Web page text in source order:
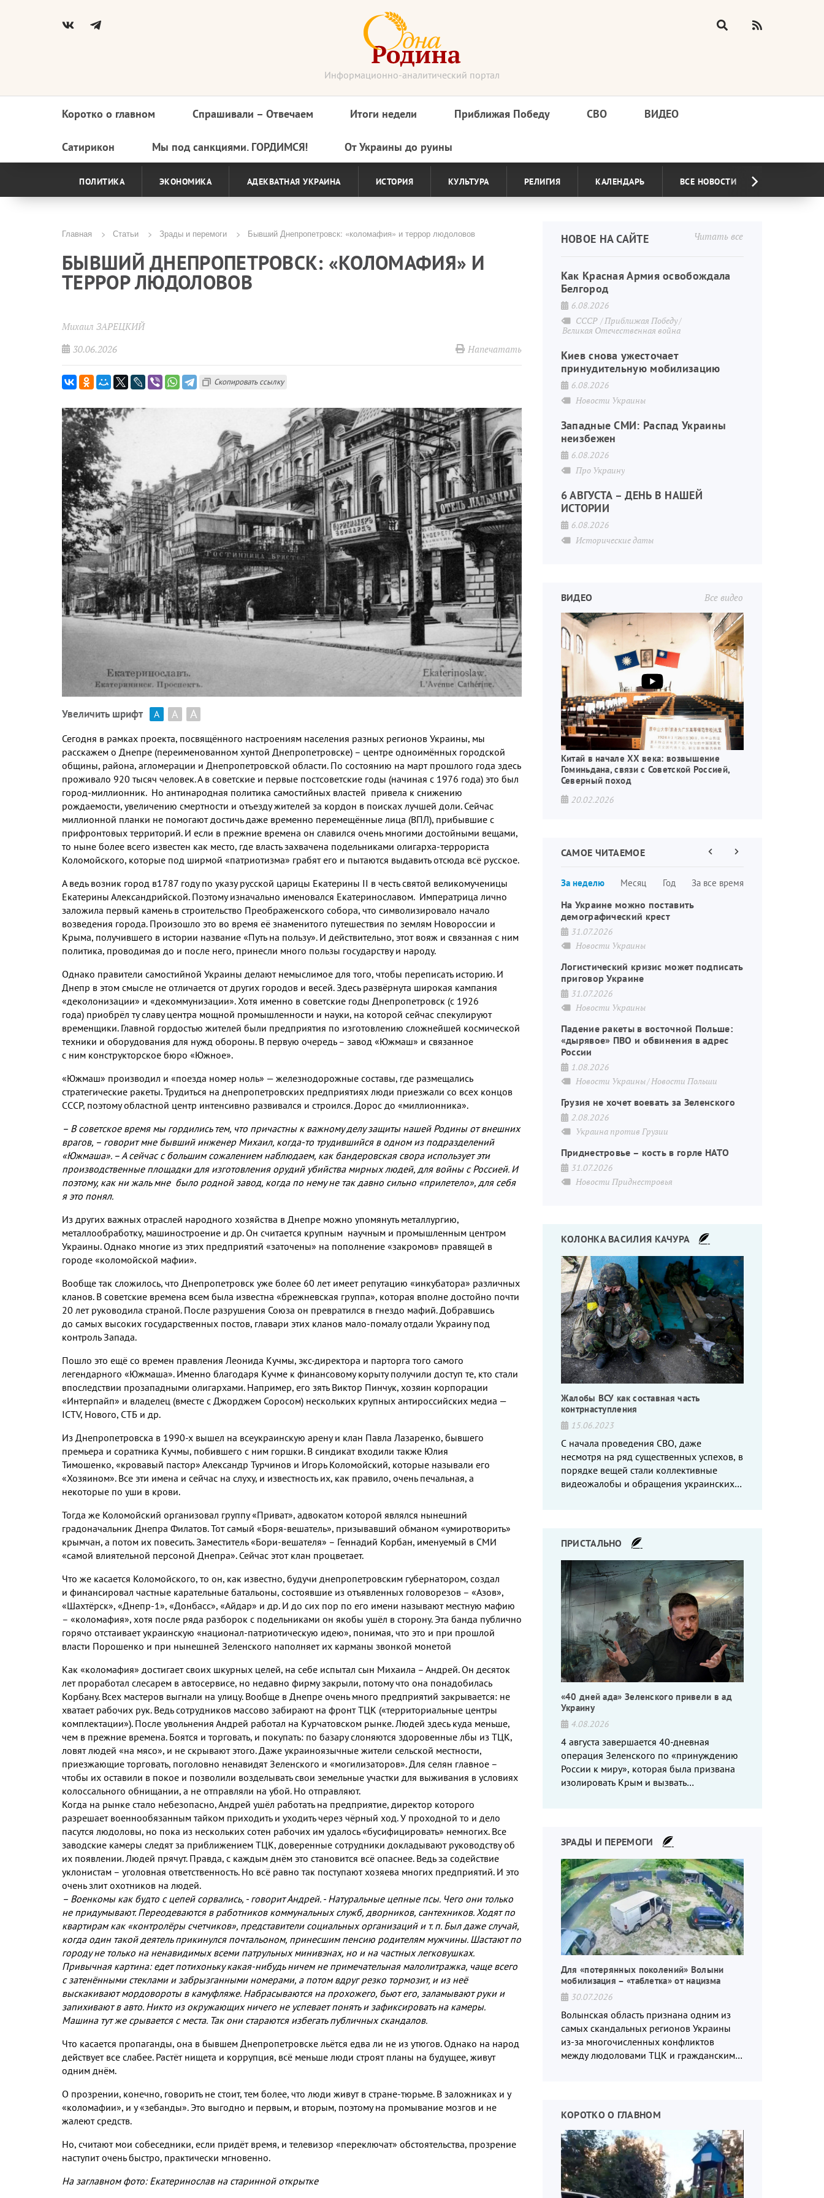
Информационно-аналитический портал
Основная
навигация
Коротко о главном Спрашивали – Отвечаем Итоги недели Приближая Победу СВО ВИДЕО
Сатирикон Мы под санкциями. ГОРДИМСЯ! От Украины до руины
ПОЛИТИКА ЭКОНОМИКА АДЕКВАТНАЯ УКРАИНА ИСТОРИЯ КУЛЬТУРА РЕЛИГИЯ КАЛЕНДАРЬ ВСЕ НОВОСТИ
Строка
навигации
Главная Статьи Зрады и перемоги Бывший Днепропетровск: «коломафия» и террор людоловов
БЫВШИЙ ДНЕПРОПЕТРОВСК: «КОЛОМАФИЯ» И
ТЕРРОР ЛЮДОЛОВОВ
Михаил ЗАРЕЦКИЙ
30.06.2026
Напечатать
Скопировать ссылку
Увеличить шрифт А А А
Сегодня в рамках проекта, посвящённого настроениям населения разных регионов Украины, мы
расскажем о Днепре (переименованном хунтой Днепропетровске) – центре одноимённых городской
общины, района, агломерации и Днепропетровской области. По состоянию на март прошлого года здесь
проживало 920 тысяч человек.А в советские и первые постсоветские годы (начиная с 1976 года) это был
город-миллионник. Но антинародная политика самостийных властей привела к снижению
рождаемости, увеличению смертности и отъезду жителей за кордон в поисках лучшей доли. Сейчас
миллионной планки не помогают достичь даже временно перемещённые лица (ВПЛ), прибывшие с
прифронтовых территорий. И если в прежние времена он славился очень многими достойными вещами,
то ныне более всего известен как место, где власть захвачена подельниками олигарха-террориста
Коломойского, которые под ширмой «патриотизма» грабят его и пытаются выдавить отсюда всё русское.
А ведь возник город в1787 году по указу русской царицы Екатерины II в честь святой великомученицы
Екатерины Александрийской. Поэтому изначально именовался Екатеринославом. Императрица лично
заложила первый камень в строительство Преображенского собора, что символизировало начало
возведения города. Произошло это во время её знаменитого путешествия по землям Новороссии и
Крыма, получившего в истории название «Путь на пользу». И действительно, этот вояж и связанная с ним
политика, проводимая до и после него, принесли много пользы государству и народу.
Однако правители самостийной Украины делают немыслимое для того, чтобы переписать историю. И
Днепр в этом смысле не отличается от других городов и весей.Здесь развёрнута широкая кампания
«деколонизации» и «декоммунизации».Хотя именно в советские годы Днепропетровск (с 1926
года) приобрёл ту славу центра мощной промышленности и науки, на которой сейчас спекулируют
временщики. Главной гордостью жителей были предприятия по изготовлению сложнейшей космической
техники и оборудования для нужд обороны. В первую очередь – завод «Южмаш» и связанное
с ним конструкторское бюро «Южное».
«Южмаш» производил и «поезда номер ноль» — железнодорожные составы, где размещались
стратегические ракеты.Трудиться на днепропетровских предприятиях люди приезжали со всех концов
СССР, поэтому областной центр интенсивно развивался и строился.Дорос до «миллионника».
– В советское время мы гордились тем, что причастны к важному делу защиты нашей Родины от внешних
врагов, – говорит мне бывший инженер Михаил, когда-то трудившийся в одном из подразделений
«Южмаша». – А сейчас с большим сожалением наблюдаем, как бандеровская свора использует эти
производственные площадки для изготовления орудий убийства мирных людей, для войны с Россией. И
поэтому, как ни жаль мне было родной завод, когда по нему не так давно сильно «прилетело», для себя
я это понял.
Из других важных отраслей народного хозяйства в Днепре можно упомянуть металлургию,
металлообработку, машиностроение и др.Он считается крупным научным и промышленным центром
Украины.Однако многие из этих предприятий «заточены» на пополнение «закромов» правящей в
городе «коломойской мафии».
Вообще так сложилось, что Днепропетровск уже более 60 лет имеет репутацию «инкубатора» различных
кланов. В советские времена всем была известна «брежневская группа», которая вполне достойно почти
20 лет руководила страной. После разрушения Союза он превратился в гнездо мафий.Добравшись
до самых высоких государственных постов, главари этих кланов мало-помалу отдали Украину под
контроль Запада.
Пошло это ещё со времен правления Леонида Кучмы, экс-директора и парторга того самого
легендарного «Южмаша». Именно благодаря Кучме к финансовому корыту получили доступ те, кто стали
впоследствии прозападными олигархами. Например, его зять Виктор Пинчук, хозяин корпорации
«Интерпайп» и владелец (вместе с Джорджем Соросом) нескольких крупных антироссийских медиа —
ICTV, Нового, СТБ и др.
Из Днепропетровска в 1990-х вышел на всеукраинскую арену и клан Павла Лазаренко, бывшего
премьера и соратника Кучмы, побившего с ним горшки. В синдикат входили также Юлия
Тимошенко, «кровавый пастор» Александр Турчинов и Игорь Коломойский, которые называли его
«Хозяином». Все эти имена и сейчас на слуху, и известность их, как правило, очень печальная, а
некоторые по уши в крови.
Тогда же Коломойский организовал группу «Приват», адвокатом которой являлся нынешний
градоначальник Днепра Филатов.Тот самый «Боря-вешатель», призывавший обманом «умиротворить»
крымчан, а потом их повесить.Заместитель «Бори-вешателя» – Геннадий Корбан, именуемый в СМИ
«самой влиятельной персоной Днепра». Сейчас этот клан процветает.
Что же касается Коломойского, то он, как известно, будучи днепропетровским губернатором, создал
и финансировал частные карательные батальоны, состоявшие из отъявленных головорезов – «Азов»,
«Шахтёрск», «Днепр-1», «Донбасс», «Айдар» и др. И до сих пор по его имени называют местную мафию
– «коломафия», хотя после ряда разборок с подельниками он якобы ушёл в сторону.Эта банда публично
горячо отстаивает украинскую «национал-патриотическую идею», понимая, что это и при прошлой
власти Порошенко и при нынешней Зеленского наполняет их карманы звонкой монетой
Как «коломафия» достигает своих шкурных целей, на себе испытал сын Михаила – Андрей.Он десяток
лет проработал слесарем в автосервисе, но недавно фирму закрыли, потому что она понадобилась
Корбану. Всех мастеров выгнали на улицу. Вообще в Днепре очень много предприятий закрывается: не
хватает рабочих рук. Ведь сотрудников массово забирают на фронт ТЦК («территориальные центры
комплектации»). После увольнения Андрей работал на Курчатовском рынке.Людей здесь куда меньше,
чем в прежние времена. Боятся и торговать, и покупать: по базару слоняются здоровенные лбы из ТЦК,
ловят людей «на мясо», и не скрывают этого. Даже украиноязычные жители сельской местности,
приезжающие торговать, поголовно ненавидят Зеленского и «могилизаторов».Для селян главное –
чтобы их оставили в покое и позволили возделывать свои земельные участки для выживания в условиях
колоссального обнищании, а не отправляли на убой. Но отправляют.
Когда на рынке стало небезопасно,Андрей ушёл работать на предприятие, директор которого
разрешает военнообязанным тайком приходить и уходить через чёрный ход.У проходной то и дело
пасутся людоловы, но пока из нескольких сотен рабочих им удалось «бусифицировать» немногих. Все
заводские камеры следят за приближением ТЦК, доверенные сотрудники докладывают руководству об
их появлении.Людей прячут. Правда, с каждым днём это становится всё опаснее. Ведь за содействие
уклонистам – уголовная ответственность. Но всё равно так поступают хозяева многих предприятий. И это
очень злит охотников на людей.
– Военкомы как будто с цепей сорвались, - говорит Андрей. - Натуральные цепные псы. Чего они только
не придумывают.Переодеваются в работников коммунальных служб, дворников, сантехников.Ходят по
квартирам как «контролёры счетчиков», представители социальных организаций и т.п. Был даже случай,
когда один такой деятель прикинулся почтальоном, принесшим пенсию родителям мужчины. Шастают по
городу не только на ненавидимых всеми патрульных минивэнах, но и на частных легковушках.
Привычная картина: едет потихоньку какая-нибудь ничем не примечательная малолитражка, чаще всего
с затенёнными стеклами и забрызганными номерами, а потом вдруг резко тормозит, и из неё
выскакивают мордовороты в камуфляже. Набрасываются на прохожего, бьют его, заламывают руки и
запихивают в авто. Никто из окружающих ничего не успевает понять и зафиксировать на камеры.
Машина тут же срывается с места. Так они стараются избегать публичных скандалов.
Что касается пропаганды, она в бывшем Днепропетровске льётся едва ли не из утюгов.Однако на народ
действует все слабее. Растёт нищета и коррупция, всё меньше люди строят планы на будущее, живут
одним днём.
О прозрении, конечно, говорить не стоит, тем более, что люди живут в стране-тюрьме. В заложниках и у
«коломафии», и у «зебанды».Это выгодно и первым, и вторым, поэтому на промывание мозгов и не
жалеют средств.
Но, считают мои собеседники, если придёт время, и телевизор «переключат» обстоятельства, прозрение
наступит очень быстро, практически мгновенно.
На заглавном фото: Екатеринослав на старинной открытке
Читать все
НОВОЕ НА САЙТЕ
Как Красная Армия освобождала
Белгород
6.08.2026
СССР Приближая Победу
Великая Отечественная война
Киев снова ужесточает
принудительную мобилизацию
6.08.2026
Новости Украины
Западные СМИ: Распад Украины
неизбежен
6.08.2026
Про Украину
6 АВГУСТА – ДЕНЬ В НАШЕЙ
ИСТОРИИ
6.08.2026
Исторические даты
Все видео
ВИДЕО
Китай в начале XX века: возвышение
Гоминьдана, связи с Советской Россией,
Северный поход
20.02.2026
САМОЕ ЧИТАЕМОЕ
За неделю Месяц Год За все время
страниц
ПредыдущаяСледующая
На Украине можно поставить
демографический крест
31.07.2026
Новости Украины
Логистический кризис может подписать
приговор Украине
31.07.2026
Новости Украины
Падение ракеты в восточной Польше:
«дырявое» ПВО и обвинения в адрес
России
1.08.2026
Новости Украины Новости Польши
Грузия не хочет воевать за Зеленского
2.08.2026
Украина против Грузии
Приднестровье – кость в горле НАТО
31.07.2026
Новости Приднестровья
КОЛОНКА ВАСИЛИЯ КАЧУРА
Жалобы ВСУ как составная часть
контрнаступления
15.06.2023
С начала проведения СВО, даже
несмотря на ряд существенных успехов, в
порядке вещей стали коллективные
видеожалобы и обращения украинских
ПРИСТАЛЬНО
«40 дней ада» Зеленского привели в ад
Украину
4.08.2026
4 августа завершается 40-дневная
операция Зеленского по «принуждению
России к миру», которая была призвана
изолировать Крым и вызвать
ЗРАДЫ И ПЕРЕМОГИ
Для «потерянных поколений» Волыни
мобилизация – «таблетка» от нацизма
30.07.2026
Волынская область признана одним из
самых скандальных регионов Украины
из-за многочисленных конфликтов
между людоловами ТЦК и гражданским
КОРОТКО О ГЛАВНОМ